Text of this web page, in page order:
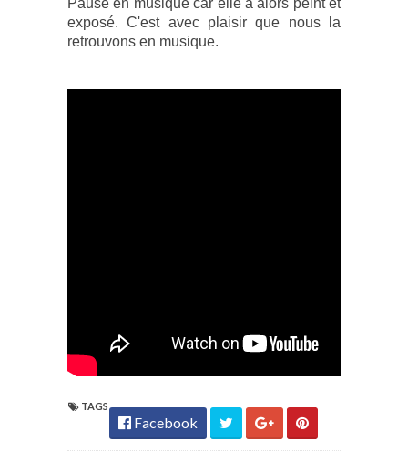
Pause en musique car elle a alors peint et
exposé. C'est avec plaisir que nous la
retrouvons en musique.
TAGS
Facebook